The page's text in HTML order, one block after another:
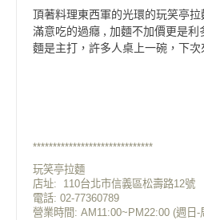
頂著料理東西軍的光環的玩笑亭
滿意吃的過癮 , 加麵不加價更是利
麵是主打，許多人桌上一碗，下次
******************************
玩笑亭拉麵
店址:
110台北市信義區松壽路12號
電話: 02-77360789
營業時間: AM11:00~PM22:00 (週日-